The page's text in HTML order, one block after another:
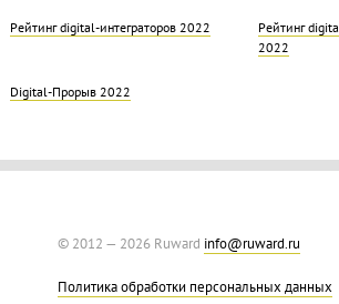
Рейтинг digital-интеграторов 2022
Рейтинг
2022
Digital-Прорыв 2022
© 2012 — 2026 Ruward info@ruward.ru
Политика обработки персональных данных